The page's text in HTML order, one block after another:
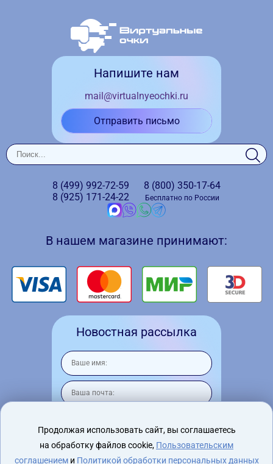
Напишите нам
mail@virtualnyeochki.ru
Отправить письмо
8 (499) 992-72-59
8 (925) 171-24-22
8 (800) 350-17-64
Бесплатно по России
В нашем магазине принимают:
Новостная рассылка
Я согласен на обработку персональных
данных
Продолжая использовать сайт, вы соглашаетесь
на обработку файлов cookie, Пользовательским
соглашениеми Политикой обработки персональных данных